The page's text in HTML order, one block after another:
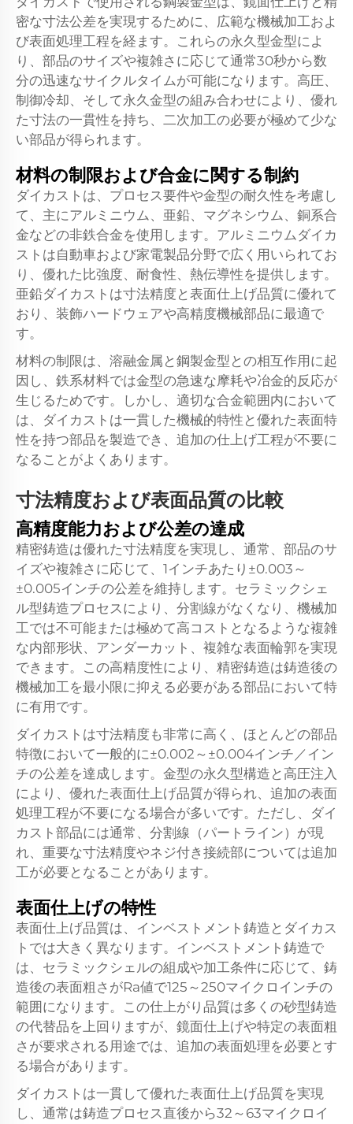
密な寸法公差を実現するために、広範な機械加工およ
び表面処理工程を経ます。これらの永久型金型によ
り、部品のサイズや複雑さに応じて通常30秒から数
分の迅速なサイクルタイムが可能になります。高圧、
制御冷却、そして永久金型の組み合わせにより、優れ
た寸法の一貫性を持ち、二次加工の必要が極めて少な
い部品が得られます。
材料の制限および合金に関する制約
ダイカストは、プロセス要件や金型の耐久性を考慮し
て、主にアルミニウム、亜鉛、マグネシウム、銅系合
金などの非鉄合金を使用します。アルミニウムダイカ
ストは自動車および家電製品分野で広く用いられてお
り、優れた比強度、耐食性、熱伝導性を提供します。
亜鉛ダイカストは寸法精度と表面仕上げ品質に優れて
おり、装飾ハードウェアや高精度機械部品に最適で
す。
材料の制限は、溶融金属と鋼製金型との相互作用に起
因し、鉄系材料では金型の急速な摩耗や冶金的反応が
生じるためです。しかし、適切な合金範囲内において
は、ダイカストは一貫した機械的特性と優れた表面特
性を持つ部品を製造でき、追加の仕上げ工程が不要に
なることがよくあります。
寸法精度および表面品質の比較
高精度能力および公差の達成
精密鋳造は優れた寸法精度を実現し、通常、部品のサ
イズや複雑さに応じて、1インチあたり±0.003～
±0.005インチの公差を維持します。セラミックシェ
ル型鋳造プロセスにより、分割線がなくなり、機械加
工では不可能または極めて高コストとなるような複雑
な内部形状、アンダーカット、複雑な表面輪郭を実現
できます。この高精度性により、精密鋳造は鋳造後の
機械加工を最小限に抑える必要がある部品において特
に有用です。
ダイカストは寸法精度も非常に高く、ほとんどの部品
特徴において一般的に±0.002～±0.004インチ／イン
チの公差を達成します。金型の永久型構造と高圧注入
により、優れた表面仕上げ品質が得られ、追加の表面
処理工程が不要になる場合が多いです。ただし、ダイ
カスト部品には通常、分割線（パートライン）が現
れ、重要な寸法精度やネジ付き接続部については追加
工が必要となることがあります。
表面仕上げの特性
表面仕上げ品質は、インベストメント鋳造とダイカス
トでは大きく異なります。インベストメント鋳造で
は、セラミックシェルの組成や加工条件に応じて、鋳
造後の表面粗さがRa値で125～250マイクロインチの
範囲になります。この仕上がり品質は多くの砂型鋳造
の代替品を上回りますが、鏡面仕上げや特定の表面粗
さが要求される用途では、追加の表面処理を必要とす
る場合があります。
ダイカストは一貫して優れた表面仕上げ品質を実現
し、通常は鋳造プロセス直後から32～63マイクロイ